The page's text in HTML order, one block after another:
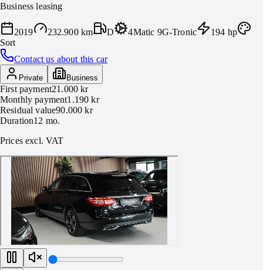
Business leasing
2019 232.900 km D 4Matic 9G-Tronic 194 hp
Sort
Contact us about this car
Private Business
First payment21.000 kr
Monthly payment1.190 kr
Residual value90.000 kr
Duration12 mo.
Prices excl. VAT